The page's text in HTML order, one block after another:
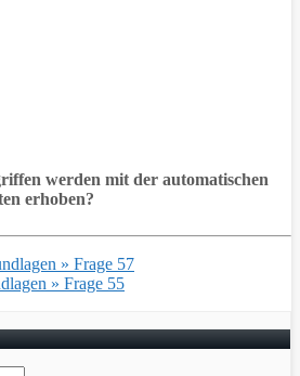
werden mit der automatischen
erhoben?
» Frage 57
» Frage 55